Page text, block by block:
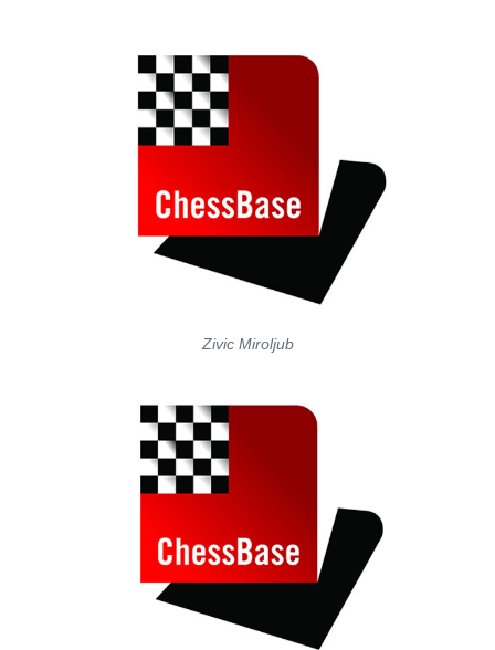
Zivic Miroljub